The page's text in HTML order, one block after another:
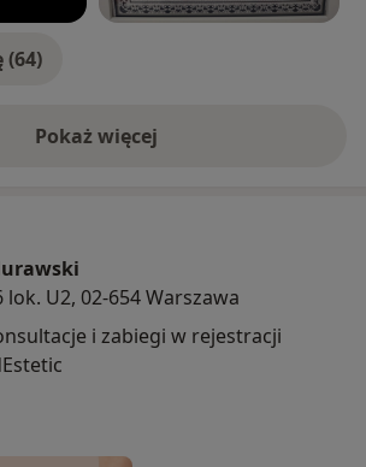
Society of Plastic,
(64)
Pokaż więcejo doświadczeniu
lok. U2, 02-654 Warszawa
i zabiegi w rejestracji